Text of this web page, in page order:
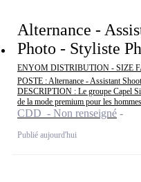
Alternance -
Photo - Styliste
ENYOM DISTRIBUTION - SIZE
POSTE : Alternance - Assistant
DESCRIPTION : Le groupe Capel
de la mode premium pour les
CDD - Non renseigné
Publié aujourd'hui